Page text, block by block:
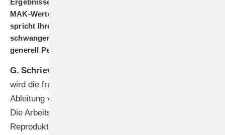
MAK-Werten ein und welche spezifischen Empfehlungen
spricht Ihre Arbeitsgruppe aus, um beispielsweise
schwangere oder stillende Arbeitnehmerinnen sowie
generell Personen im reproduktiven Alter zu schützen?
G. Schriever-Schwemmer:
wird die fruchtschädigende Wirkung nicht zur
Ableitung von MAK- und BAT-Werten herangezogen.
Die Arbeitsgruppe bewertet auch Effekte auf die
Reproduktionsorgane und die Fertilität, die bei der